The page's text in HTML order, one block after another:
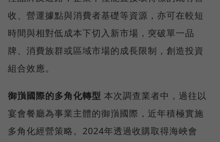
收、營運據點與消費者基礎等資源，亦可在較短
時間與相對低成本下切入新市場，突破單一品
牌、消費族群或區域市場的成長限制，創造投資
組合效應。
御嵿國際的多角化轉型 本次調查業者中，過往以
宴會餐廳為事業主體的御嵿國際，近年積極實施
多角化經營策略。2024年透過收購取得海峽會